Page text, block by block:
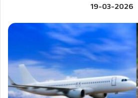
19-03-2026